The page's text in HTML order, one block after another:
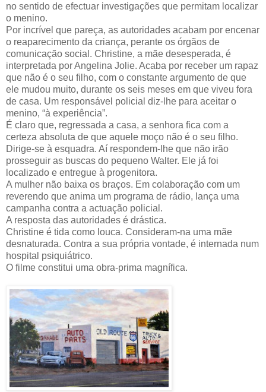
no sentido de efectuar investigações que permitam localizar
o menino.
Por incrível que pareça, as autoridades acabam por encenar
o reaparecimento da criança, perante os órgãos de
comunicação social. Christine, a mãe desesperada, é
interpretada por Angelina Jolie. Acaba por receber um rapaz
que não é o seu filho, com o constante argumento de que
ele mudou muito, durante os seis meses em que viveu fora
de casa. Um responsável policial diz-lhe para aceitar o
menino, “à experiência”.
É claro que, regressada a casa, a senhora fica com a
certeza absoluta de que aquele moço não é o seu filho.
Dirige-se à esquadra. Aí respondem-lhe que não irão
prosseguir as buscas do pequeno Walter. Ele já foi
localizado e entregue à progenitora.
A mulher não baixa os braços. Em colaboração com um
reverendo que anima um programa de rádio, lança uma
campanha contra a actuação policial.
A resposta das autoridades é drástica.
Christine é tida como louca. Consideram-na uma mãe
desnaturada. Contra a sua própria vontade, é internada num
hospital psiquiátrico.
O filme constitui uma obra-prima magnífica.